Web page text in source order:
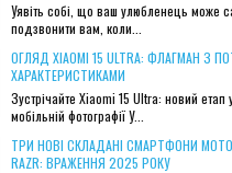
Уявіть собі, що ваш улюбленець може
подзвонити вам, коли...
ОГЛЯД XIAOMI 15 ULTRA: ФЛАГМАН З
ХАРАКТЕРИСТИКАМИ
Зустрічайте Xiaomi 15 Ultra: новий етап
мобільній фотографії У...
ТРИ НОВІ СКЛАДАНІ СМАРТФОНИ
RAZR: ВРАЖЕННЯ 2025 РОКУ